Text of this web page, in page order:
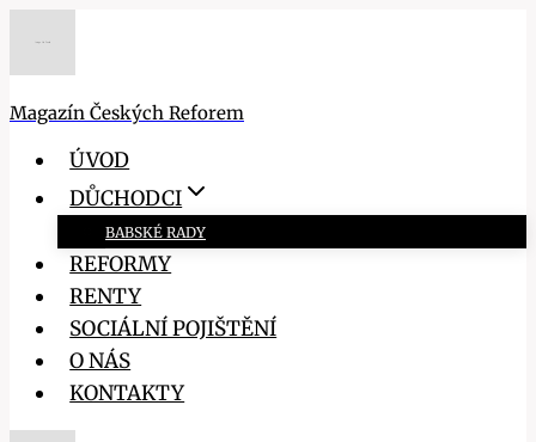
Magazín Českých Reforem
ÚVOD
DŮCHODCI
BABSKÉ RADY
REFORMY
RENTY
SOCIÁLNÍ POJIŠTĚNÍ
O NÁS
KONTAKTY